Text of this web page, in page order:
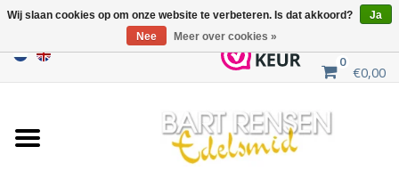
0
€0,00
Home
Uitverkoop
Wij slaan cookies op om onze website te verbeteren. Is dat akkoord?
Ja
Nee
Meer over cookies »